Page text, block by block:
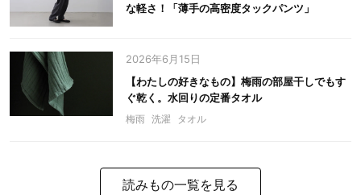
な軽さ！「薄手の高密度タックパンツ」
2026年6月15日
【わたしの好きなもの】梅雨の部屋干しでもす
ぐ乾く。水回りの定番タオル
梅雨 洗濯 タオル
読みもの一覧を見る